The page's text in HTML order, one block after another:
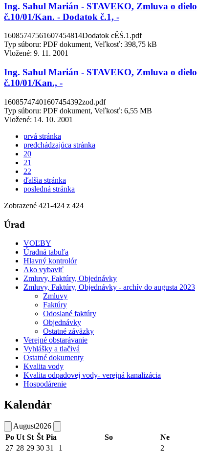
Ing. Sahul Marián - STAVEKO, Zmluva o dielo
č.10/01/Kan. - Dodatok č.1, -
16085747561607454814Dodatok cĚŚ.1.pdf
Typ súboru: PDF dokument, Veľkosť: 398,75 kB
Vložené: 9. 11. 2001
Ing. Sahul Marián - STAVEKO, Zmluva o dielo
č.10/01/Kan., -
16085747401607454392zod.pdf
Typ súboru: PDF dokument, Veľkosť: 6,55 MB
Vložené: 14. 10. 2001
prvá stránka
predchádzajúca stránka
20
21
22
ďalšia stránka
posledná stránka
Zobrazené 421-424 z 424
Úrad
VOĽBY
Úradná tabuľa
Hlavný kontrolór
Ako vybaviť
Zmluvy, Faktúry, Objednávky
Zmluvy, Faktúry, Objednávky - archív do augusta 2023
Zmluvy
Faktúry
Odoslané faktúry
Objednávky
Ostatné záväzky
Verejné obstarávanie
Vyhlášky a tlačivá
Ostatné dokumenty
Kvalita vody
Kvalita odpadovej vody- verejná kanalizácia
Hospodárenie
Kalendár
August2026
Po Ut St Št Pia So
Ne
27 28 29 30 31 1 2